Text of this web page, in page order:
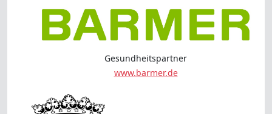
Gesundheitspartner
www.barmer.de